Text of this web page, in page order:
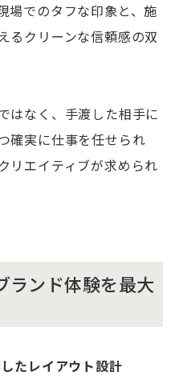
場でのタフな印象と、施
るクリーンな信頼感の双
はなく、手渡した相手に
確実に仕事を任せられ
リエイティブが求められ
ランド体験を最大
たレイアウト設計